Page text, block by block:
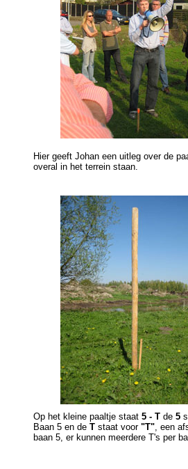
Hier geeft Johan een uitleg over de
overal in het terrein staan.
Op het kleine paaltje staat 5 - T de 5
Baan 5 en de T staat voor"T", een
baan 5, er kunnen meerdere T's per